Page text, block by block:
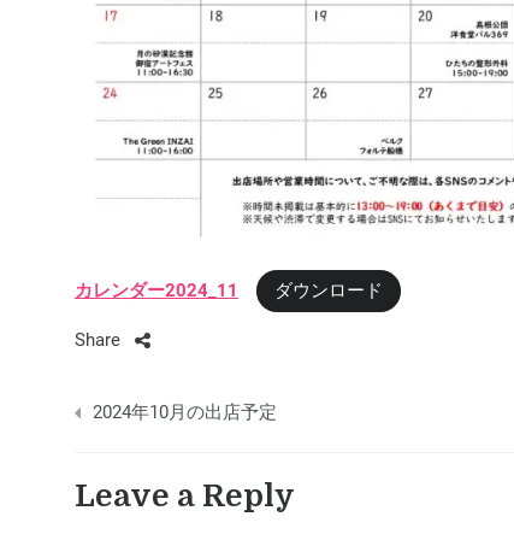
カレンダー2024_11 ダウンロード
Share
投
ナ
2024年10月の出店予定
Leave a Reply